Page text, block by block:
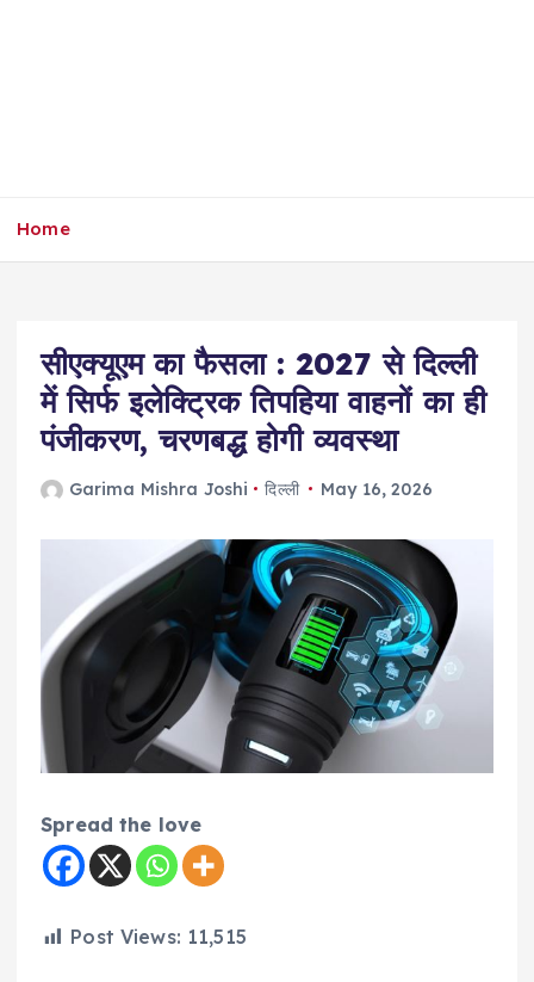
Home
सीएक्यूएम का फैसला : 2027 से दिल्ली
में सिर्फ इलेक्ट्रिक तिपहिया वाहनों का ही
पंजीकरण, चरणबद्ध होगी व्यवस्था
Garima Mishra Joshi दिल्ली May 16, 2026
Spread the love
Post Views: 11,515